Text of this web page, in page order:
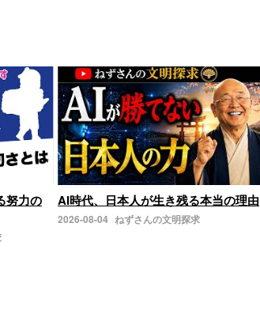
努力の
AI時代、日本人が生き残る本当の理由
2026-08-04 ねずさんの文明探求